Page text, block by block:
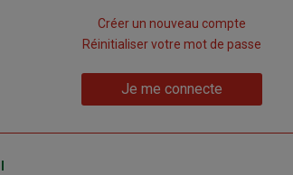
compte"
Créer un nouveau compte
Réinitialiser votre mot de passe
Je me connecte